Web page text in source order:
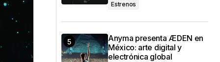
Estrenos
Anyma presenta ÆDEN en
México: arte digital y
electrónica global